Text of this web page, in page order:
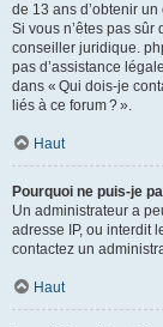
de 13 ans d’obtenir
Si vous n’êtes pas sûr
conseiller juridique.
pas d’assistance
dans « Qui dois-je
liés à ce forum ? ».
Haut
Pourquoi ne puis-je
Un administrateur a
adresse IP, ou interdit
contactez un
Haut